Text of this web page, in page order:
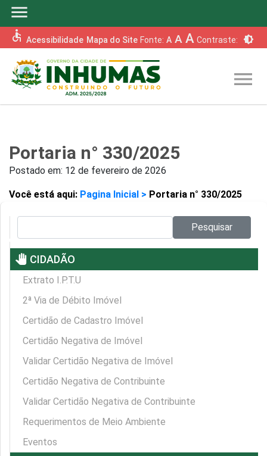
menu
accessible Acessibilidade Mapa do Site Fonte: A A A Contraste: brightness_6
menu
Portaria n° 330/2025
Postado em: 12 de fevereiro de 2026
Você está aqui: Pagina Inicial > Portaria n° 330/2025
Pesquisar
pan_tool CIDADÃO
Extrato I.P.T.U
2ª Via de Débito Imóvel
Certidão de Cadastro Imóvel
Certidão Negativa de Imóvel
Validar Certidão Negativa de Imóvel
Certidão Negativa de Contribuinte
Validar Certidão Negativa de Contribuinte
Requerimentos de Meio Ambiente
Eventos